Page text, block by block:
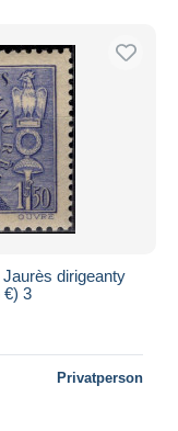
dirigeanty
€) 3
Privatperson